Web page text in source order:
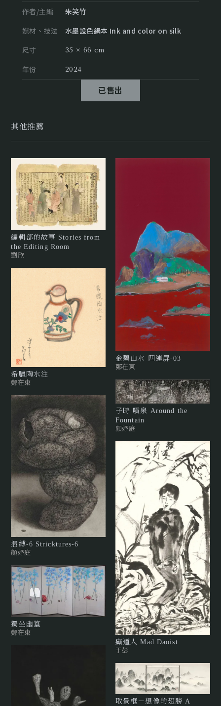
作者/主編
朱笑竹
媒材、技法
水墨設色絹本 Ink and color on silk
尺寸
35 × 66 cm
年份 2024
已售出
其他推薦
編輯部的故事 Stories from
the Editing Room
劉欣
希臘陶水注
鄭在東
捆縛-6 Stricktures-6
顏妤庭
獨坐幽篁
鄭在東
金碧山水 四連屏-03
鄭在東
子時 噴泉 Around the
Fountain
顏妤庭
癲道人 Mad Daoist
于彭
取景框－想像的翅膀 A